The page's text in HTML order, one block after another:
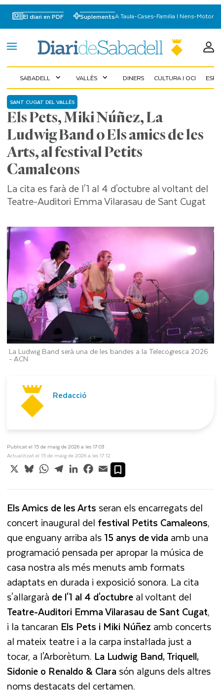
El diari en PDF SuplementsA Taula-Cases-Familia I Nens-Motor
SABADELL expand_more VALLÈS expand_more DINERS CULTURA I OCI
Els Pets, Miki Núñez, La
Ludwig Band o Els amics de les
Arts, al festival Petits
Camaleons
SANT CUGAT DEL VALLÈS
La cita es farà de l'1 al 4 d'octubre al voltant del
Teatre-Auditori Emma Vilarasau de Sant Cugat
La Ludwig Band serà una de les bandes a la Telecogresca 2026
-ACN
Redacció
Publicat el 15 de maig de 2026 a les 17:03
Actualitzat el 15 de maig de 2026 a les 17:12
X BlueskyWhatsApp
TelegramLinkedInFacebook
Email
Els Amics de les Arts seran els encarregats del
concert inaugural del festival Petits Camaleons,
que enguany arriba als15 anys de vidaamb una
programació pensada per apropar la música de
casa nostra als més menuts amb formats
adaptats en durada i exposició sonora. La cita
s'allargarà de l'1 al 4 d'octubreal voltant del
Teatre-Auditori Emma Vilarasau de Sant Cugat,
i la tancaran Els Pets i Miki Núñez amb concerts
al mateix teatre i a la carpa instal·lada just a
tocar, a l'Arborètum. La Ludwig Band, Triquell,
Sidonie o Renaldo & Clarasón alguns dels altres
noms destacats del certamen.